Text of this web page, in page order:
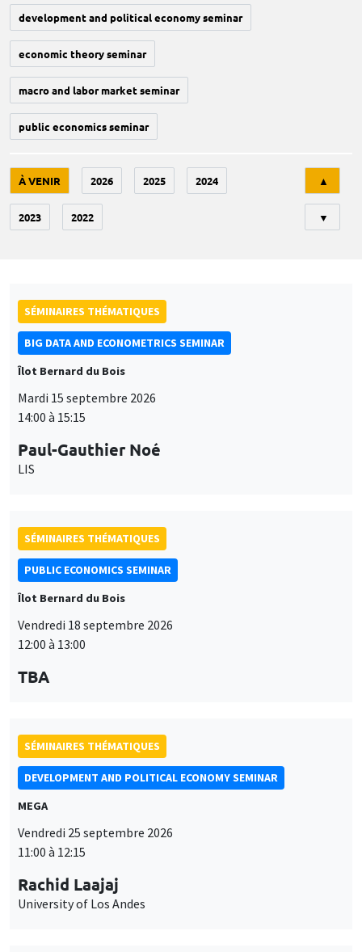
development and political economy seminar
economic theory seminar
macro and labor market seminar
public economics seminar
À VENIR 2026 2025 2024
2023 2022
▲
▼
SÉMINAIRES THÉMATIQUES
BIG DATA AND ECONOMETRICS SEMINAR
Îlot Bernard du Bois
Mardi 15 septembre 2026
14:00 à 15:15
Paul-Gauthier Noé
LIS
SÉMINAIRES THÉMATIQUES
PUBLIC ECONOMICS SEMINAR
Îlot Bernard du Bois
Vendredi 18 septembre 2026
12:00 à 13:00
TBA
SÉMINAIRES THÉMATIQUES
DEVELOPMENT AND POLITICAL ECONOMY SEMINAR
MEGA
Vendredi 25 septembre 2026
11:00 à 12:15
Rachid Laajaj
University of Los Andes